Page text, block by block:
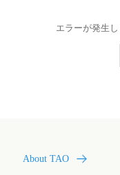
エラーが発生
About TAO